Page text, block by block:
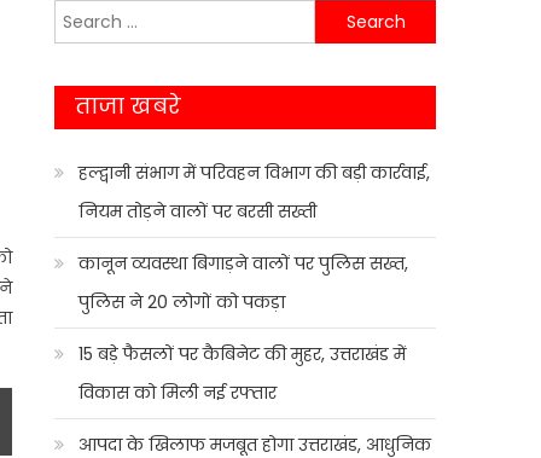
Search
for:
ताजा खबरे
हल्द्वानी संभाग में परिवहन विभाग की बड़ी कार्रवाई,
नियम तोड़ने वालों पर बरसी सख्ती
कानून व्यवस्था बिगाड़ने वालों पर पुलिस सख्त,
पुलिस ने 20 लोगों को पकड़ा
15 बड़े फैसलों पर कैबिनेट की मुहर, उत्तराखंड में
विकास को मिली नई रफ्तार
आपदा के खिलाफ मजबूत होगा उत्तराखंड, आधुनिक